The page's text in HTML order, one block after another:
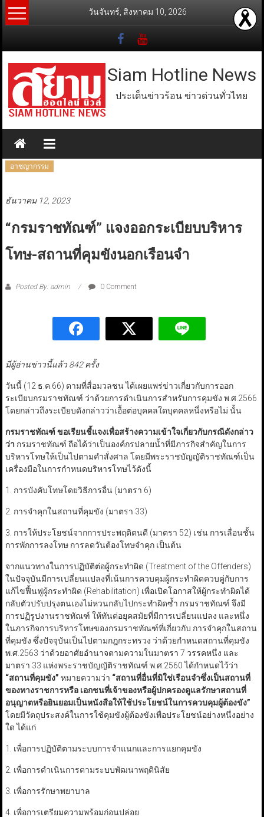
Skip
to
วันจันทร์, สิงหาคม 10, 2026
Siam Hotline News
ประเด็นข่าวร้อน ข่าวด่วนทั่วไทย
อาชญากรรม
ธันวาคม 12, 2023
“กรมราชทัณฑ์” แจงออกระเบียบบริหาร
โทษ-สถานที่คุมขังนอกเรือนจำ
Posted By: admin 0 Comment
มีผู้อ่านข่าวนี้แล้ว 842 ครั้ง
วันนี้ (12 ธ.ค.66) ตามที่สื่อมวลชน ได้เผยแพร่ข่าวเกี่ยวกับการออก
ระเบียบกรมราชทัณฑ์ ว่าด้วยการดำเนินการสำหรับการคุมขัง พ.ศ.2566
โดยกล่าวถึงระเบียบดังกล่าวว่าเอื้อต่อบุคคลใดบุคคลหนึ่งหรือไม่ นั้น
กรมราชทัณฑ์ ขอเรียนชี้แจงเพื่อสร้างความเข้าใจเกี่ยวกับกรณีดังกล่าว
ว่า กรมราชทัณฑ์ ถือได้ว่าเป็นองค์กรปลายน้ำที่มีภารกิจสำคัญในการ
บริหารโทษให้เป็นไปตามคำสั่งศาล โดยมีพระราชบัญญัติราชทัณฑ์เป็น
เครื่องมือในการกำหนดบริหารโทษไว้ดังนี้
1. การบังคับโทษโดยวิธีการอื่น (มาตรา 6)
2. การจำคุกในสถานที่คุมขัง (มาตรา 33)
3. การให้ประโยชน์จากการประพฤติตนดี (มาตรา 52) เช่น การเลื่อนชั้น
การพักการลงโทษ การลดวันต้องโทษจำคุก เป็นต้น
จากแนวทางในการปฏิบัติต่อผู้กระทำผิด (Treatment of the Offenders)
ในปัจจุบันมีการเปลี่ยนแปลงที่เน้นการควบคุมผู้กระทำผิดควบคู่กับการ
แก้ไขฟื้นฟูผู้กระทำผิด (Rehabilitation) เพื่อเปิดโอกาสให้ผู้กระทำผิดได้
กลับตัวปรับปรุงตนเองไม่หวนกลับไปกระทำผิดซ้ำ กรมราชทัณฑ์ จึงมี
การปฏิรูปงานราชทัณฑ์ ให้ทันต่อยุคสมัยที่มีการเปลี่ยนแปลง และหนึ่ง
ในภารกิจการบริหารโทษของกรมราชทัณฑ์ที่เกี่ยวกับ การจำคุกในสถาน
ที่คุมขัง ซึ่งปัจจุบันเป็นไปตามกฎกระทรวง ว่าด้วยกำหนดสถานที่คุมขัง
พ.ศ.2563 ว่าด้วยอาศัยอำนาจตามความในมาตรา 7 วรรคหนึ่ง และ
มาตรา 33 แห่งพระราชบัญญัติราชทัณฑ์ พ.ศ.2560 ได้กำหนดไว้ว่า
“สถานที่คุมขัง” หมายความว่า “สถานที่อื่นที่มิใช่เรือนจำซึ่งเป็นสถานที่
ของทางราชการหรือ เอกชนที่เจ้าของหรือผู้ปกครองดูแลรักษาสถานที่
อนุญาตหรือยินยอมเป็นหนังสือให้ใช้ประโยชน์ในการควบคุมผู้ต้องขัง”
โดยมีวัตถุประสงค์ในการใช้คุมขังผู้ต้องขังเพื่อประโยชน์อย่างหนึ่งอย่าง
ใด ได้แก่
1. เพื่อการปฏิบัติตามระบบการจำแนกและการแยกคุมขัง
2. เพื่อการดำเนินการตามระบบพัฒนาพฤตินิสัย
3. เพื่อการรักษาพยาบาล
4. เพื่อการเตรียมความพร้อมก่อนปล่อย